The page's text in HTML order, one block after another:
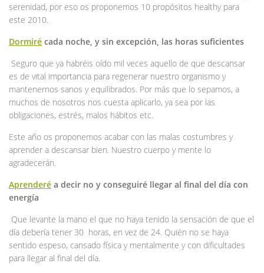
serenidad, por eso os proponemos 10 propósitos healthy para
este 2010.
Dormiré cada noche, y sin excepción, las horas suficientes
Seguro que ya habréis oído mil veces aquello de que descansar
es de vital importancia para regenerar nuestro organismo y
mantenernos sanos y equilibrados. Por más que lo sepamos, a
muchos de nosotros nos cuesta aplicarlo, ya sea por las
obligaciones, estrés, malos hábitos etc.
Este año os proponemos acabar con las malas costumbres y
aprender a descansar bien. Nuestro cuerpo y mente lo
agradecerán.
Aprenderé a decir no y conseguiré llegar al final del día con
energía
Que levante la mano el que no haya tenido la sensación de que el
día debería tener 30 horas, en vez de 24. Quién no se haya
sentido espeso, cansado física y mentalmente y con dificultades
para llegar al final del día.